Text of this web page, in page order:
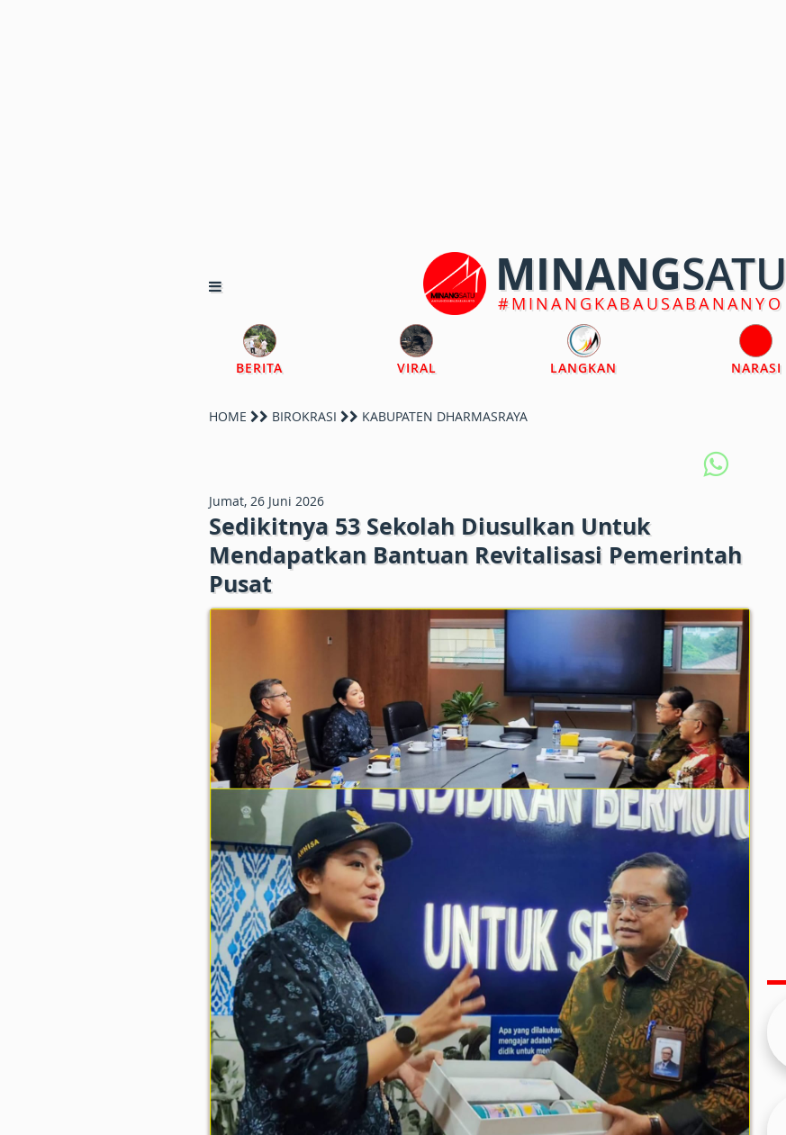
MINANGSATU
#MINANGKABAUSABANANYO
BERITA VIRAL LANGKAN NARASI
HOME BIROKRASI KABUPATEN DHARMASRAYA
Jumat, 26 Juni 2026
Sedikitnya 53 Sekolah Diusulkan Untuk
Mendapatkan Bantuan Revitalisasi Pemerintah
Pusat